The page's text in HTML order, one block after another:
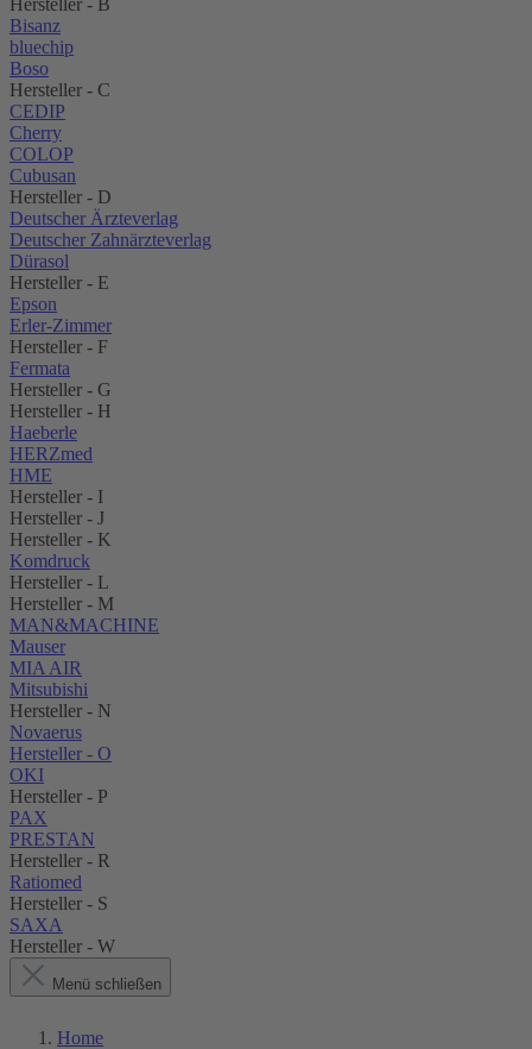
Hersteller - B
Bisanz
bluechip
Boso
Hersteller - C
CEDIP
Cherry
COLOP
Cubusan
Hersteller - D
Deutscher Ärzteverlag
Deutscher Zahnärzteverlag
Dürasol
Hersteller - E
Epson
Erler-Zimmer
Hersteller - F
Fermata
Hersteller - G
Hersteller - H
Haeberle
HERZmed
HME
Hersteller - I
Hersteller - J
Hersteller - K
Komdruck
Hersteller - L
Hersteller - M
MAN&MACHINE
Mauser
MIA AIR
Mitsubishi
Hersteller - N
Novaerus
Hersteller - O
OKI
Hersteller - P
PAX
PRESTAN
Hersteller - R
Ratiomed
Hersteller - S
SAXA
Hersteller - W
Menü schließen
Home